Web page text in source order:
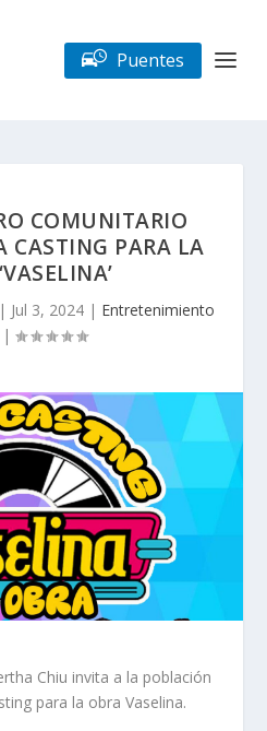
Puentes
COMUNITARIO
CASTING PARA LA
| Jul 3, 2024 | Entretenimiento
|
Chiu invita a la población
para la obra Vaselina.